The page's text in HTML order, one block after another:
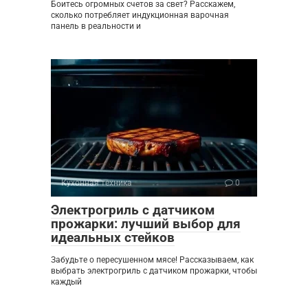
Боитесь огромных счетов за свет? Расскажем,
сколько потребляет индукционная варочная
панель в реальности и
Кухонная техника 0
Электрогриль с датчиком
прожарки: лучший выбор для
идеальных стейков
Забудьте о пересушенном мясе! Рассказываем, как
выбрать электрогриль с датчиком прожарки, чтобы
каждый